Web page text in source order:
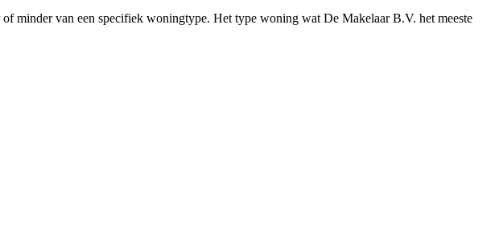
minder van een specifiek woningtype. Het type woning wat De Makelaar B.V. het meeste